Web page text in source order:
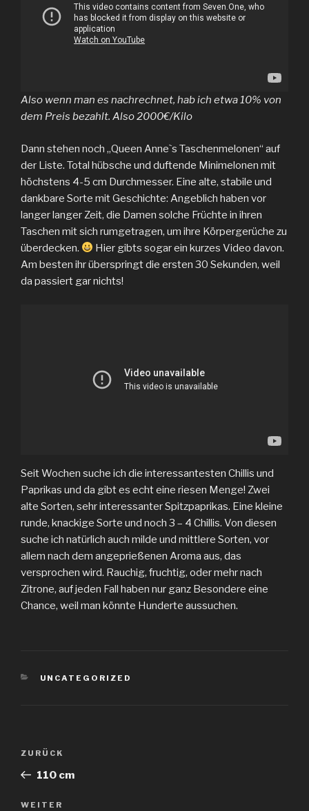
Also wenn man es nachrechnet, hab ich etwa 10% von
dem Preis bezahlt. Also 2000€/Kilo
Dann stehen noch „Queen Anne`s Taschenmelonen“ auf
der Liste. Total hübsche und duftende Minimelonen mit
höchstens 4-5 cm Durchmesser. Eine alte, stabile und
dankbare Sorte mit Geschichte: Angeblich haben vor
langer langer Zeit, die Damen solche Früchte in ihren
Taschen mit sich rumgetragen, um ihre Körpergerüche zu
überdecken.
Hier gibts sogar ein kurzes Video davon.
Am besten ihr überspringt die ersten 30 Sekunden, weil
da passiert gar nichts!
Seit Wochen suche ich die interessantesten Chillis und
Paprikas und da gibt es echt eine riesen Menge! Zwei
alte Sorten, sehr interessanter Spitzpaprikas. Eine kleine
runde, knackige Sorte und noch 3 – 4 Chillis. Von diesen
suche ich natürlich auch milde und mittlere Sorten, vor
allem nach dem angeprießenen Aroma aus, das
versprochen wird. Rauchig, fruchtig, oder mehr nach
Zitrone, auf jeden Fall haben nur ganz Besondere eine
Chance, weil man könnte Hunderte aussuchen.
KATEGORIEN
UNCATEGORIZED
Beitragsnavigation
Vorheriger
Beitrag
ZURÜCK
110 cm
Nächster
WEITER